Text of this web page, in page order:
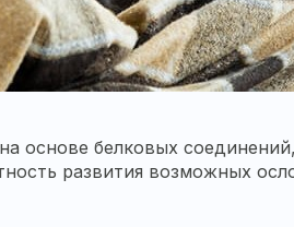
основе белковых
развития возможных